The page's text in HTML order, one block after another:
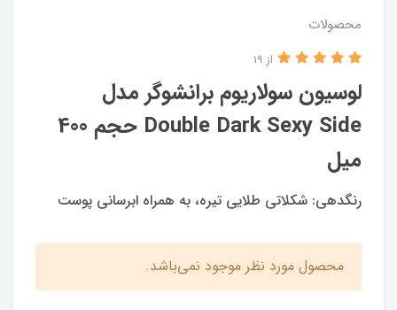
محصولات
لوسیون سولاریوم برانشوگر مدل
Double Dark Sexy Side حجم 400
میل
از 19
رنگدهی: شکلاتی طلایی تیره، به همراه ابرسانی پوست
محصول مورد نظر موجود نمی‌باشد.